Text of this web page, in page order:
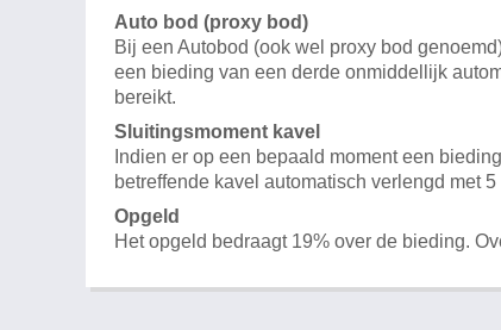
Auto bod (proxy bod)
Bij een Autobod (ook wel proxy bod
een bieding van een derde onmiddellijk
bereikt.
Sluitingsmoment kavel
Indien er op een bepaald moment een
betreffende kavel automatisch verlengd met 5
Opgeld
Het opgeld bedraagt 19% over de bieding.